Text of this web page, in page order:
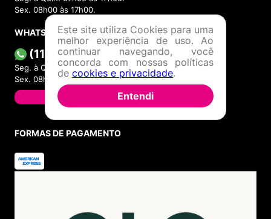
Como Comprar
Formas de Pagamento
Política de Troca
Dúvidas Frequentes
ATENDIMENTO
(11) 4380-6061
Seg. à Quin. 07h00 às 17h00.
Sex. 08h00 às 17h00.
WHATSAPP
(11) 4380-6061
Seg. à Quin. 07h00 às 17h00.
Este site utiliza Cookies para uma
melhor experiência de uso. Ao
continuar navegando, você
concorda com nossas políticas
de cookies e privacidade.
Entendi